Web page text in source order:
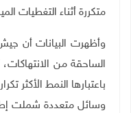
متكررة أثناء التغطيات
وأظهرت البيانات أن
الساحقة من
وسائل متعددة شملت